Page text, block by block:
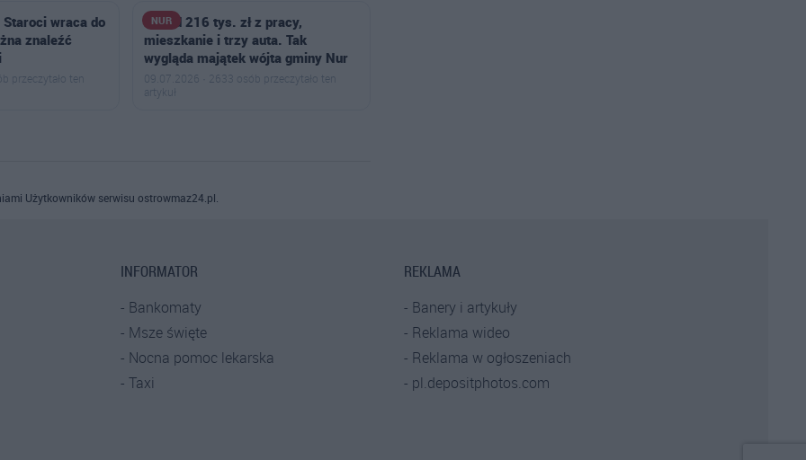
Staroci wraca do
znaleźć
przeczytało ten
NUR
Ponad 216 tys. zł z pracy,
mieszkanie i trzy auta. Tak
wygląda majątek wójta gminy Nur
09.07.2026 · 2633 osób przeczytało ten
artykuł
Użytkowników serwisu ostrowmaz24.pl.
INFORMATOR
Bankomaty
Msze święte
Nocna pomoc lekarska
Taxi
REKLAMA
Banery i artykuły
Reklama wideo
Reklama w ogłoszeniach
pl.depositphotos.com